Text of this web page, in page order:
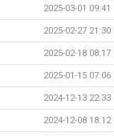
2025-03-01 09:41
2025-02-27 21:30
2025-02-18 08:17
2025-01-15 07:06
2024-12-13 22:33
2024-12-08 18:12